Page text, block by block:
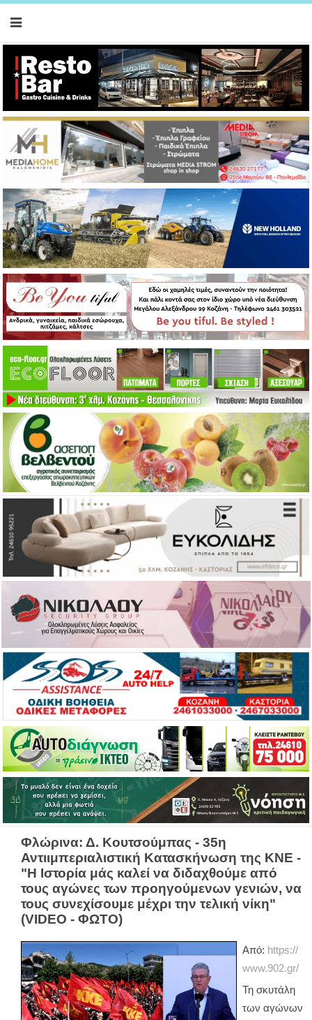
Φλώρινα: Δ. Κουτσούμπας - 35η
Αντιιμπεριαλιστική Κατασκήνωση της ΚΝΕ -
"Η Ιστορία μάς καλεί να διδαχθούμε από
τους αγώνες των προηγούμενων γενιών, να
τους συνεχίσουμε μέχρι την τελική νίκη"
(VIDEO - ΦΩΤΟ)
Από: https://
www.902.gr/
Τη σκυτάλη
των αγώνων